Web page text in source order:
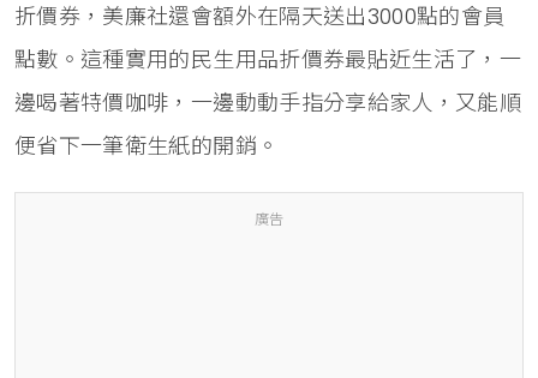
折價券，美廉社還會額外在隔天送出3000點的會員
點數。這種實用的民生用品折價券最貼近生活了，一
邊喝著特價咖啡，一邊動動手指分享給家人，又能順
便省下一筆衛生紙的開銷。
廣告